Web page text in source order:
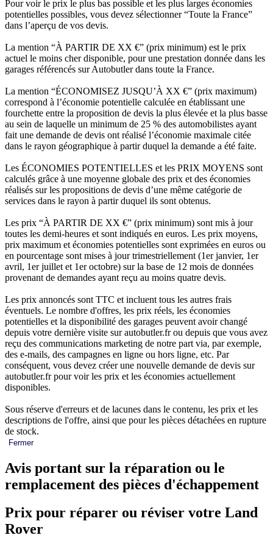
Pour voir le prix le plus bas possible et les plus larges économies
potentielles possibles, vous devez sélectionner “Toute la France”
dans l’aperçu de vos devis.
La mention “À PARTIR DE XX €” (prix minimum) est le prix
actuel le moins cher disponible, pour une prestation donnée dans les
garages référencés sur Autobutler dans toute la France.
La mention “ÉCONOMISEZ JUSQU’À XX €” (prix maximum)
correspond à l’économie potentielle calculée en établissant une
fourchette entre la proposition de devis la plus élevée et la plus basse
au sein de laquelle un minimum de 25 % des automobilistes ayant
fait une demande de devis ont réalisé l’économie maximale citée
dans le rayon géographique à partir duquel la demande a été faite.
Les ÉCONOMIES POTENTIELLES et les PRIX MOYENS sont
calculés grâce à une moyenne globale des prix et des économies
réalisés sur les propositions de devis d’une même catégorie de
services dans le rayon à partir duquel ils sont obtenus.
Les prix “À PARTIR DE XX €” (prix minimum) sont mis à jour
toutes les demi-heures et sont indiqués en euros. Les prix moyens,
prix maximum et économies potentielles sont exprimées en euros ou
en pourcentage sont mises à jour trimestriellement (1er janvier, 1er
avril, 1er juillet et 1er octobre) sur la base de 12 mois de données
provenant de demandes ayant reçu au moins quatre devis.
Les prix annoncés sont TTC et incluent tous les autres frais
éventuels. Le nombre d'offres, les prix réels, les économies
potentielles et la disponibilité des garages peuvent avoir changé
depuis votre dernière visite sur autobutler.fr ou depuis que vous avez
reçu des communications marketing de notre part via, par exemple,
des e-mails, des campagnes en ligne ou hors ligne, etc. Par
conséquent, vous devez créer une nouvelle demande de devis sur
autobutler.fr pour voir les prix et les économies actuellement
disponibles.
Sous réserve d'erreurs et de lacunes dans le contenu, les prix et les
descriptions de l'offre, ainsi que pour les pièces détachées en rupture
de stock.
Fermer
Avis portant sur la réparation ou le
remplacement des pièces d'échappement
Prix pour réparer ou réviser votre Land
Rover